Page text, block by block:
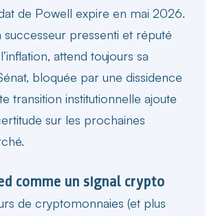
de Powell expire en mai 2026.
successeur pressenti et réputé
attend toujours sa
bloquée par une dissidence
transition institutionnelle ajoute
sur les prochaines
comme un signal crypto
de cryptomonnaies (et plus